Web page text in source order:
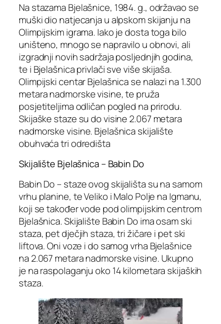
Na stazama Bjelašnice, 1984. g., održavao se
muški dio natjecanja u alpskom skijanju na
Olimpijskim igrama. Iako je dosta toga bilo
uništeno, mnogo se napravilo u obnovi, ali
izgradnji novih sadržaja posljednjih godina,
te i Bjelašnica privlači sve više skijaša.
Olimpijski centar Bjelašnica se nalazi na 1.300
metara nadmorske visine, te pruža
posjetiteljima odličan pogled na prirodu.
Skijaške staze su do visine 2.067 metara
nadmorske visine. Bjelašnica skijalište
obuhvaća tri odredišta
Skijalište Bjelašnica – Babin Do
Babin Do – staze ovog skijališta su na samom
vrhu planine, te Veliko i Malo Polje na Igmanu,
koji se također vode pod olimpijskim centrom
Bjelašnica. Skijalište Babin Do ima osam ski
staza, pet dječjih staza, tri žičare i pet ski
liftova. Oni voze i do samog vrha Bjelašnice
na 2.067 metara nadmorske visine. Ukupno
je na raspolaganju oko 14 kilometara skijaških
staza.